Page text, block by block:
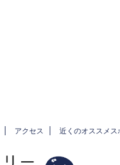
アクセス 近くのオススメス